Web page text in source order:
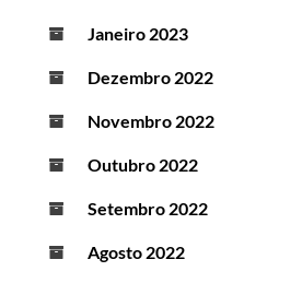
Janeiro 2023
Dezembro 2022
Novembro 2022
Outubro 2022
Setembro 2022
Agosto 2022